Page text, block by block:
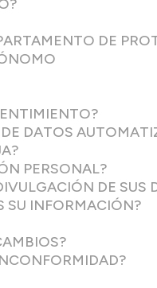
DE
DATOS
PERSONAL?
DE SUS
SU INFORMACIÓN?